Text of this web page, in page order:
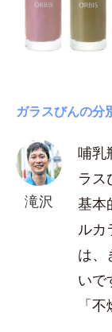
ガラスびんの分
滝沢
哺乳
ラス
基本
ルカ
は、
いで
「